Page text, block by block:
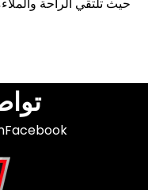
حيث تلتقي الراحة
Facebook